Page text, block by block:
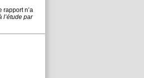
rapport n’a
l’étude par